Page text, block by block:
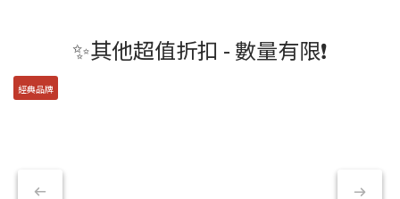
✨其他超值折扣 - 數量有限❗
經典品牌